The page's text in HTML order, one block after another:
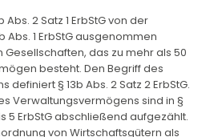
2 Satz 1 ErbStG von der
Abs. 1 ErbStG ausgenommen
das zu mehr als 50
besteht. Den Begriff des
§ 13b Abs. 2 Satz 2 ErbStG.
Verwaltungsvermögens sind in §
5 ErbStG abschließend aufgezählt.
von Wirtschaftsgütern als